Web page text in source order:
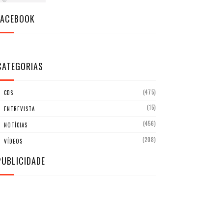
CDS (475)
ENTREVISTA (15)
NOTÍCIAS (456)
VÍDEOS (208)